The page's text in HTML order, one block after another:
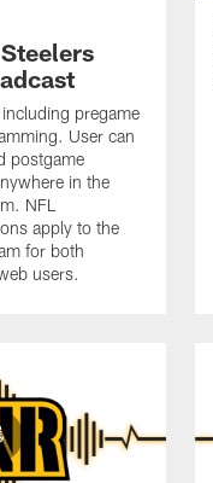
pregame
User can
postgame
in the
NFL
apply to the
for both
users.